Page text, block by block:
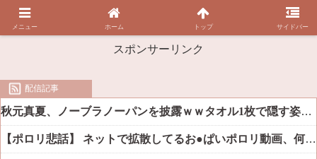
スポンサーリンク
配信記事
秋元真夏、ノーブラノーパンを披露ｗｗタオル1枚で隠す姿がほぼA●女優・・
【ポロリ悲話】 ネットで拡散してるお●ぱいポロリ動画、何故か叩かれる・・・
メニュー ホーム トップ サイドバー